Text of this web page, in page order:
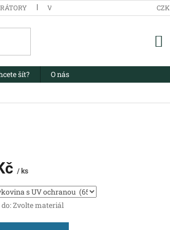
VŠEOBECNÉ OBCHODNÍ PODMÍNKYCZK
šít?
O nás
/ ks
Zvolte materiál